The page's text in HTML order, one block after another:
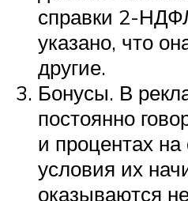
справки 2-
указано, что
другие.
Бонусы. В
постоянно
и процентах на
условия их
оказываются